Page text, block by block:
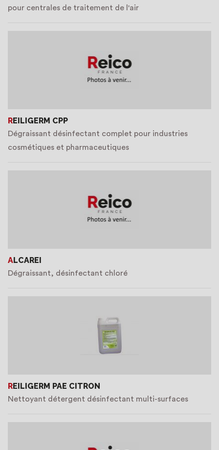
pour centrales de traitement de l'air
REILIGERM CPP
Dégraissant désinfectant complet pour industries
cosmétiques et pharmaceutiques
ALCAREI
Dégraissant, désinfectant chloré
REILIGERM PAE CITRON
Nettoyant détergent désinfectant multi-surfaces